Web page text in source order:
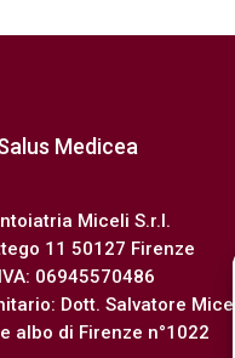
Medicea
Miceli S.r.l.
11 50127 Firenze
06945570486
Dott. Salvatore Miceli
albo di Firenze n°1022